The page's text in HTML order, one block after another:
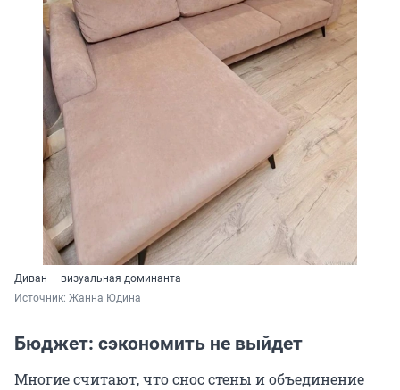
Диван — визуальная доминанта
Источник: Жанна Юдина
Бюджет: сэкономить не выйдет
Многие считают, что снос стены и объединение